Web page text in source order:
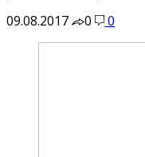
09.08.2017
0 0